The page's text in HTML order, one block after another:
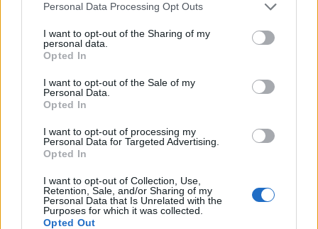
Personal Data Processing Opt Outs
I want to opt-out of the Sharing of my
personal data.
Opted In
I want to opt-out of the Sale of my
Personal Data.
Opted In
I want to opt-out of processing my
Personal Data for Targeted Advertising.
Opted In
I want to opt-out of Collection, Use,
Retention, Sale, and/or Sharing of my
Personal Data that Is Unrelated with the
Purposes for which it was collected.
Opted Out